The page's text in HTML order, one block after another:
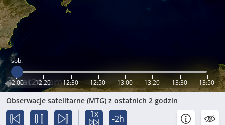
sob.
12:00 12:20 12:30 12:50 13:00 13:20 13:30 13:50
Obserwacje satelitarne (MTG) z ostatnich 2 godzin
1x -2h